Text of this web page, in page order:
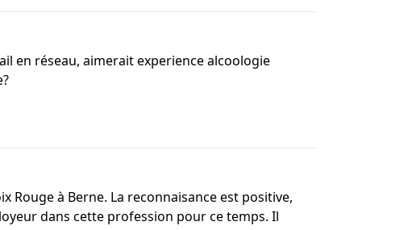
en réseau, aimerait experience alcoologie
Rouge à Berne. La reconnaisance est positive,
dans cette profession pour ce temps. Il